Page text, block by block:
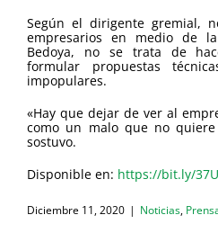
Según el dirigente gremial,
empresarios en medio de
Bedoya, no se trata de
formular propuestas
impopulares.
«Hay que dejar de ver al
como un malo que no quiere
sostuvo.
Disponible en: https://bit.ly/
Diciembre 11, 2020 | Noticias,